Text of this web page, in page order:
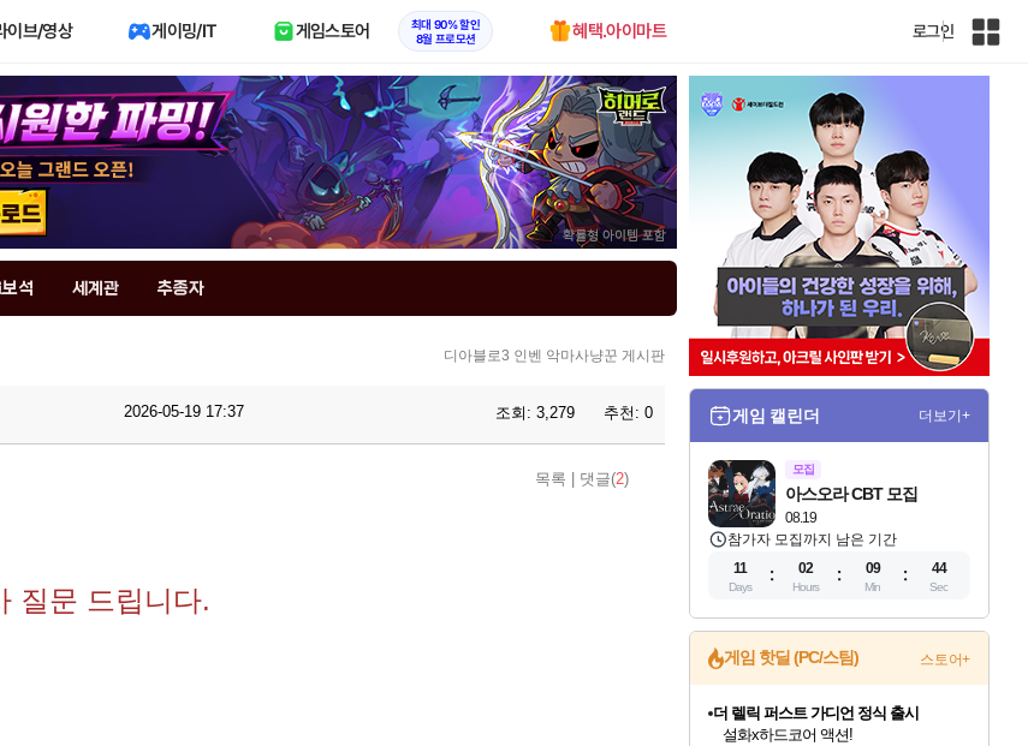
이브/영상 게이밍/IT 게임스토어
최대 90% 할인
8월 프로모션
혜택.아이마트 로그인
인
석 세계관 추종자
디아블로3 인벤 악마사냥꾼 게시판
2026-05-19 17:37 조회: 3,279 추천: 0
목록 댓글(2)
질문 드립니다.
게임 캘린더 더보기+
모집
08.19
아스오라 CBT 모집
참가자 모집까지 남은 기간
11
Days
02
Hours
09
Min
43
Sec
게임 핫딜 (PC/스팀) 스토어+
더 렐릭 퍼스트 가디언 정식 출시
설화x하드코어 액션!